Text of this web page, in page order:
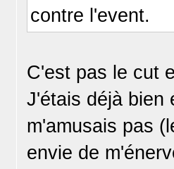
contre l'event.
C'est pas le cut
J'étais déjà bien
m'amusais pas
envie de